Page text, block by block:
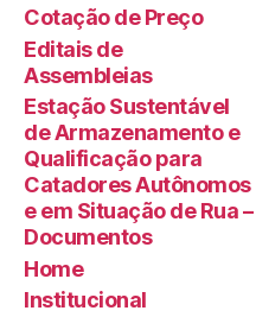
Cotação de Preço
Editais de
Assembleias
Estação Sustentável
de Armazenamento e
Qualificação para
Catadores Autônomos
e em Situação de Rua –
Documentos
Home
Institucional